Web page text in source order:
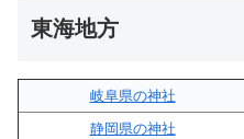
東海地方
岐阜県の神社
静岡県の神社